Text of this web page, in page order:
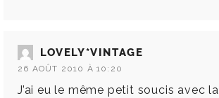
LOVELY*VINTAGE
26 AOÛT 2010 À 10:20
J’ai eu le même petit soucis avec la